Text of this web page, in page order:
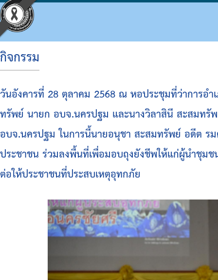
ข้อมูลพื้นฐาน
วิสัยทัศน์
อำนาจหน้าที่
โครงสร้างผู้บริหาร
โครงสร้างฝ่ายการเมือง
โครงสร้างส่วนราชการ
โครงสร้างโรงพยาบาลส่งเสริมสุขภาพตำบลใน
แผนพัฒนาท้องถิ่น
แผนดำเนินงาน
ผลการดำเนินงาน
รายงานติดตามผลการดำเนินการประจำปี รอบ
เงินสะสม
ความก้าวหน้าในการดำเนินงานตามแผนการด
รายงานความก้าวหน้าการจัดซื้อจัดจ้างหรือกา
สรุปผลการจัดซื้อจัดจ้างหรือการจัดหาพัสดุราย
รายงานผลการจัดซื้อจัดจ้างหรือการจัดหาพัส
แผนการบริหารและพัฒนาบุคคล
รายงานผลการบริหารและพัฒนาทรัพยากรบุค
หลักเกณฑ์การบริหารทรัพยากรบุคคล
ข่าวประชาสัมพันธ์
ประชาสัมพันธ์สภา
มติที่ประชุมสภา
รายงานการประชุมสภา
สรุปผลการจัดซื้อจัดจ้าง
หนังสือราชการ
แนวทางปฏิบัติเรื่องร้องเรียน
ประกาศเจตนารมณ์ นโยบาย No Gift Policy
แผนปฏิบัติการป้องกันการทุจริต
มาตรการส่งเสริมคุณธรรมและความโปร่งใสภ
รายงานผลการดำเนินการป้องกันการทุจริต
กิจกรรม
วันอังคารที่ 28 ตุลาคม 2568 ณ หอประชุมที่ว่าการอ
ทรัพย์ นายก อบจ.นครปฐม และนางวิลาสินี สะสมทรั
อบจ.นครปฐม ในการนี้นายอนุชา สะสมทรัพย์ อดีต ร
ประชาชน ร่วมลงพื้นที่เพื่อมอบถุงยังชีพให้แก่ผู้นำชุม
ต่อให้ประชาชนที่ประสบเหตุอุทกภัย